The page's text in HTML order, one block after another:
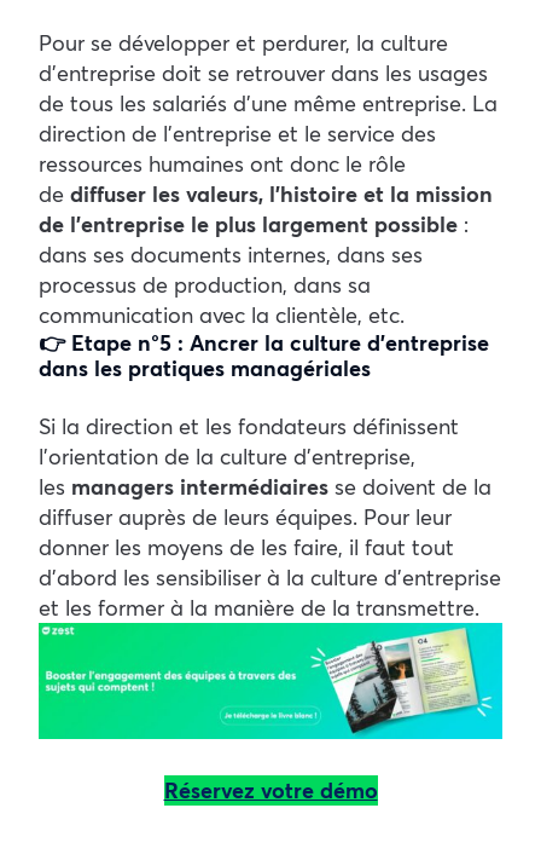
Pour se développer et perdurer, la culture
d’entreprise doit se retrouver dans les usages
de tous les salariés d’une même entreprise. La
direction de l’entreprise et le service des
ressources humaines ont donc le rôle
de diffuser les valeurs, l’histoire et la mission
de l’entreprise le plus largement possible :
dans ses documents internes, dans ses
processus de production, dans sa
communication avec la clientèle, etc.
👉 Etape n°5 : Ancrer la culture d’entreprise
dans les pratiques managériales
Si la direction et les fondateurs définissent
l’orientation de la culture d’entreprise,
les managers intermédiaires se doivent de la
diffuser auprès de leurs équipes. Pour leur
donner les moyens de les faire, il faut tout
d’abord les sensibiliser à la culture d’entreprise
et les former à la manière de la transmettre.
Réservez votre démo